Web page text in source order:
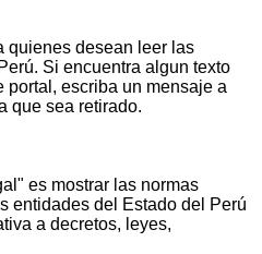
quienes desean leer las
Si encuentra algun texto
portal, escriba un mensaje a
que sea retirado.
es mostrar las normas
entidades del Estado del Perú
a decretos, leyes,